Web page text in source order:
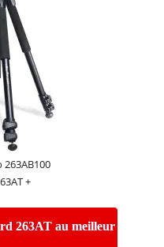
+
263AT au meilleur